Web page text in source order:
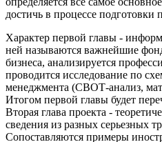
достичь в процессе подготовки
Характер первой главы -
ней называются важнейшие
бизнеса, анализируется
проводится исследование по
менеджмента (СВОТ-анализ,
Итогом первой главы будет
Вторая глава проекта -
сведения из разных серьезных
Сопоставляются примеры